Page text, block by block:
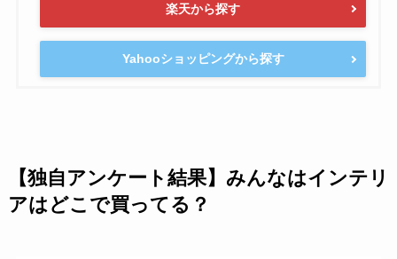
楽天から探す
Yahooショッピングから探す
【独自アンケート結果】みんなはインテリ
アはどこで買ってる？